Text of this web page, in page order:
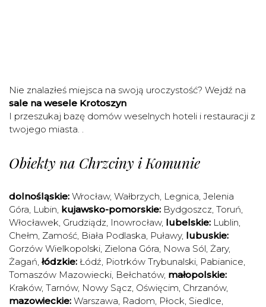
Nie znalazłeś miejsca na swoją uroczystość? Wejdź na
sale na wesele Krotoszyn
I przeszukaj bazę domów weselnych hoteli i restauracji z
twojego miasta. .
Obiekty na Chrzciny i Komunie
dolnośląskie: Wrocław, Wałbrzych, Legnica, Jelenia
Góra, Lubin, kujawsko-pomorskie: Bydgoszcz, Toruń,
Włocławek, Grudziądz, Inowrocław, lubelskie: Lublin,
Chełm, Zamość, Biała Podlaska, Puławy, lubuskie:
Gorzów Wielkopolski, Zielona Góra, Nowa Sól, Żary,
Żagań, łódzkie: Łódź, Piotrków Trybunalski, Pabianice,
Tomaszów Mazowiecki, Bełchatów, małopolskie:
Kraków, Tarnów, Nowy Sącz, Oświęcim, Chrzanów,
mazowieckie: Warszawa, Radom, Płock, Siedlce,